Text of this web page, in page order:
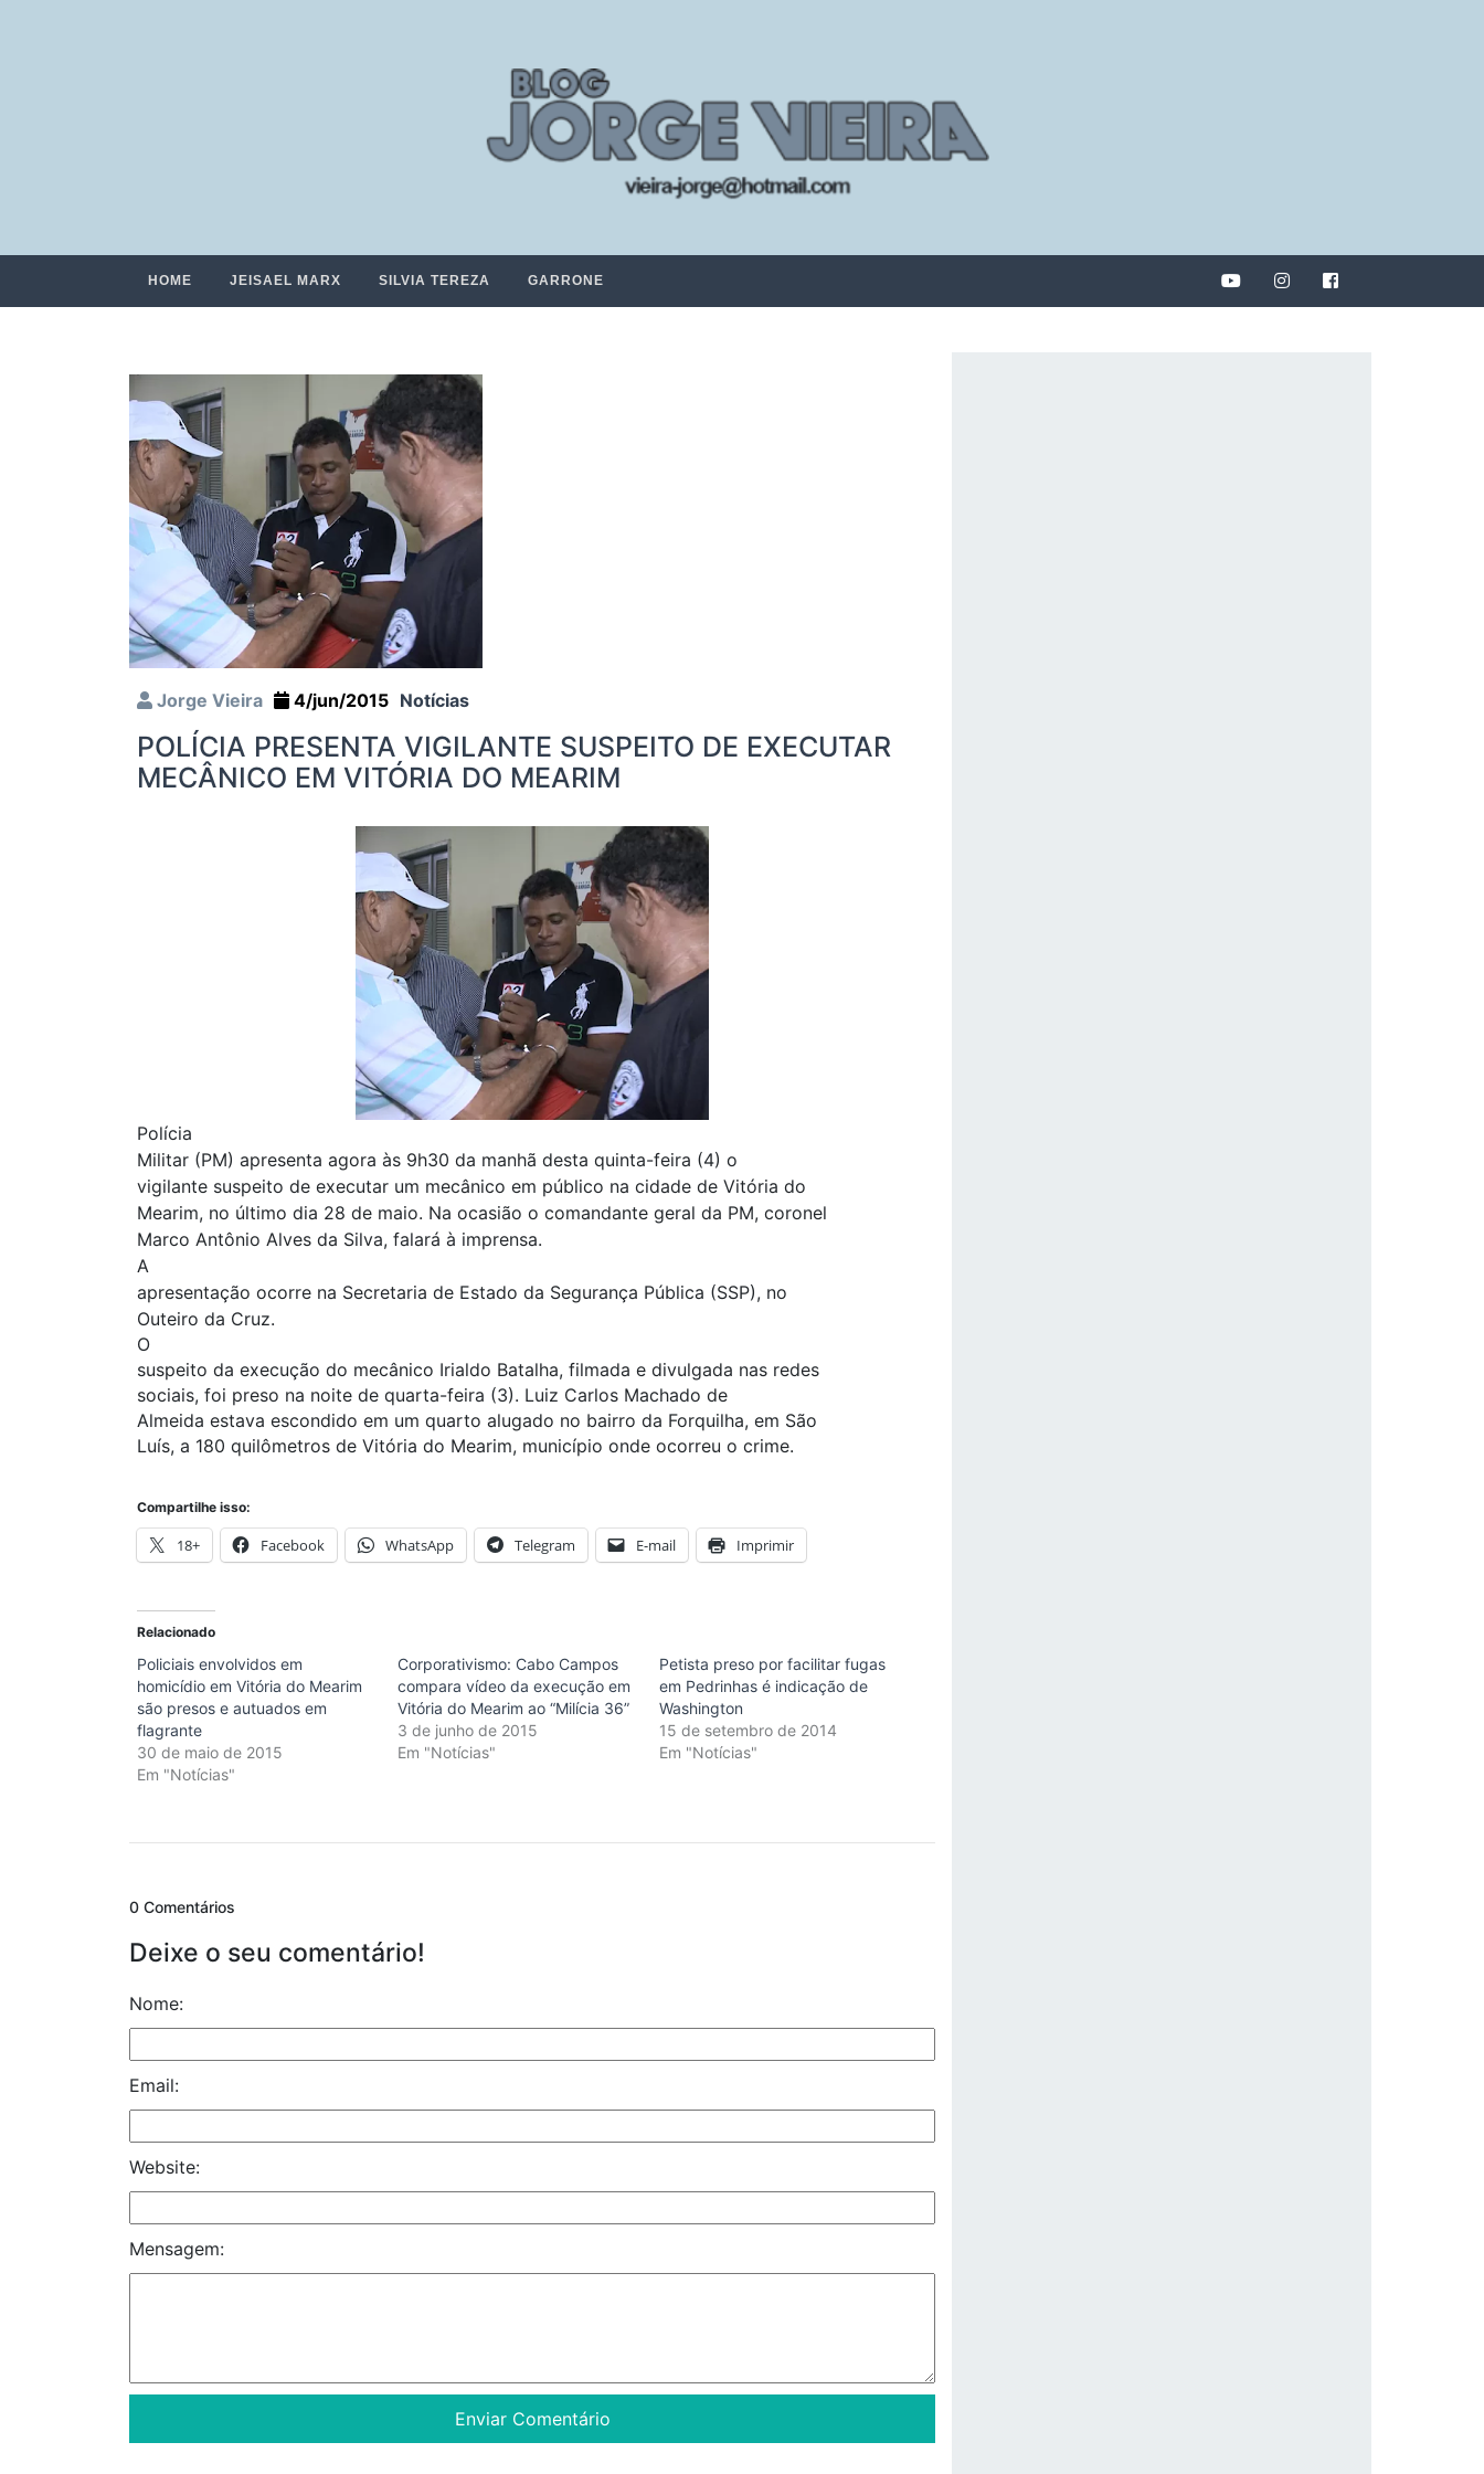
HOME JEISAEL MARX SILVIA TEREZA GARRONE
Jorge Vieira 4/jun/2015 Notícias
POLÍCIA PRESENTA VIGILANTE SUSPEITO DE EXECUTAR
MECÂNICO EM VITÓRIA DO MEARIM
Polícia
Militar (PM) apresenta agora às 9h30 da manhã desta quinta-feira (4) o
vigilante suspeito de executar um mecânico em público na cidade de Vitória do
Mearim, no último dia 28 de maio. Na ocasião o comandante geral da PM, coronel
Marco Antônio Alves da Silva, falará à imprensa.
A
apresentação ocorre na Secretaria de Estado da Segurança Pública (SSP), no
Outeiro da Cruz.
O
suspeito da execução do mecânico Irialdo Batalha, filmada e divulgada nas redes
sociais, foi preso na noite de quarta-feira (3). Luiz Carlos Machado de
Almeida estava escondido em um quarto alugado no bairro da Forquilha, em São
Luís, a 180 quilômetros de Vitória do Mearim, município onde ocorreu o crime.
Compartilhe isso:
18+ Facebook WhatsApp Telegram E-mail Imprimir
Relacionado
Policiais envolvidos em
homicídio em Vitória do Mearim
são presos e autuados em
flagrante
30 de maio de 2015
Em "Notícias"
Corporativismo: Cabo Campos
compara vídeo da execução em
Vitória do Mearim ao “Milícia 36”
3 de junho de 2015
Em "Notícias"
Petista preso por facilitar fugas
em Pedrinhas é indicação de
Washington
15 de setembro de 2014
Em "Notícias"
0 Comentários
Deixe o seu comentário!
Nome:
Email:
Website:
Mensagem: